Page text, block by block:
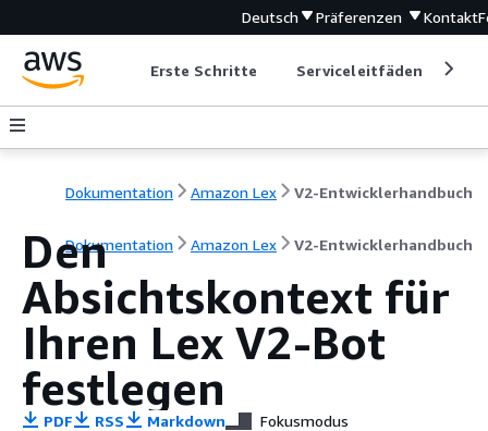
Deutsch Präferenzen Kontakt
Erste Schritte Serviceleitfäden
Dokumentation Amazon Lex V2-Entwicklerhandbuch
Dokumentation Amazon Lex V2-Entwicklerhandbuch
Den
Absichtskontext für
Ihren Lex V2-Bot
festlegen
PDF RSS Markdown Fokusmodus